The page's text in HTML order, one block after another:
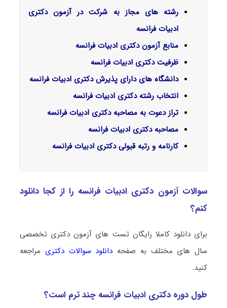
رشته های مجاز به شرکت در آزمون دکتری
ادبیات فرانسه
منابع آزمون دکتری ادبیات فرانسه
ظرفیت دکتری ادبیات فرانسه
دانشگاه های دارای پذیرش دکتری ادبیات فرانسه
انتخاب رشته دکتری ادبیات فرانسه
تراز دعوت به مصاحبه دکتری ادبیات فرانسه
مصاحبه دکتری ادبیات فرانسه
کارنامه و رتبه قبولی دکتری ادبیات فرانسه
سوالات آزمون دکتری ادبیات فرانسه را از کجا دانلود
کنم؟
برای دانلود کاملا رایگان تست های آزمون دکتری تخصصی
سال های مختلف به صفحه دانلود سوالات دکتری مراجعه
کنید.
طول دوره دکتری ادبیات فرانسه چند ترم است؟